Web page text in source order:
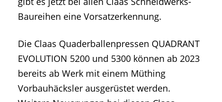
Baureihen eine Vorsatzerkennung.
Die Claas Quaderballenpressen QUADRANT
EVOLUTION 5200 und 5300 können ab 2023
bereits ab Werk mit einem Müthing
Vorbauhäcksler ausgerüstet werden.